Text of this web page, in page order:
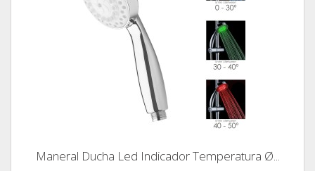
Maneral Ducha Led Indicador Temperatura Ø...